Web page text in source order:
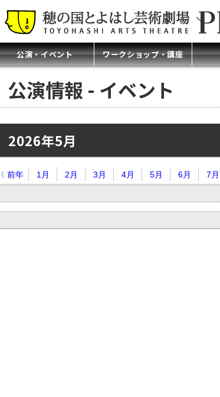
公演・イベント ワークショップ・講座
公演情報 - イベント
2026年5月
〈 前年 1月 2月 3月 4月 5月 6月 7月